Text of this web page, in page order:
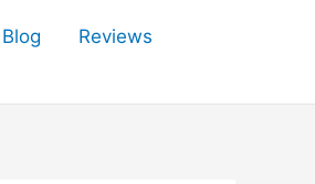
Reviews